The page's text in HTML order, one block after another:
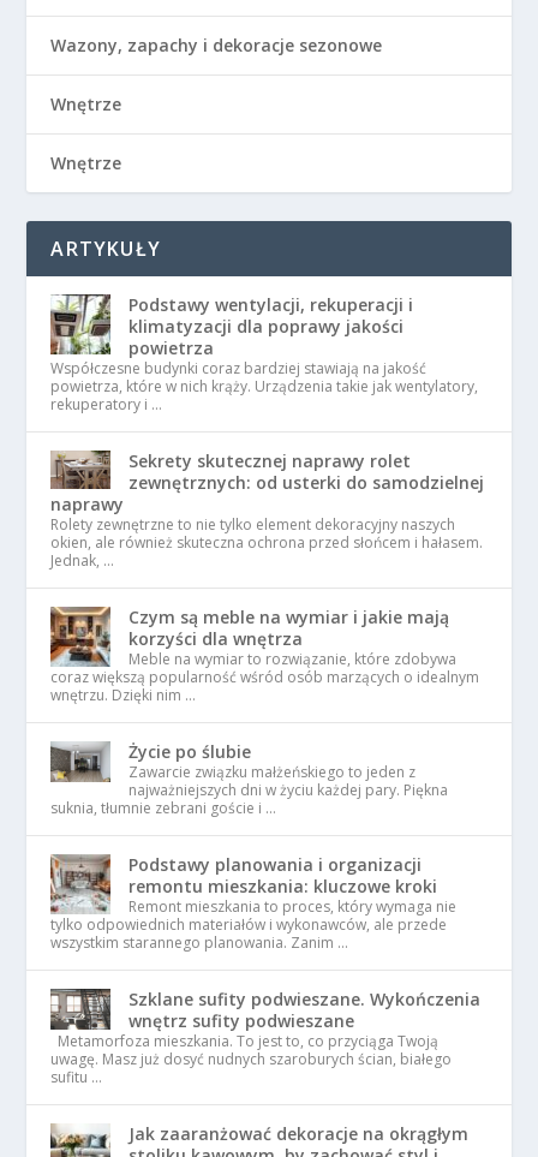
Wazony, zapachy i dekoracje sezonowe
Wnętrze
Wnętrze
ARTYKUŁY
Podstawy wentylacji, rekuperacji i
klimatyzacji dla poprawy jakości
powietrza
Współczesne budynki coraz bardziej stawiają na jakość
powietrza, które w nich krąży. Urządzenia takie jak wentylatory,
rekuperatory i …
Sekrety skutecznej naprawy rolet
zewnętrznych: od usterki do samodzielnej
naprawy
Rolety zewnętrzne to nie tylko element dekoracyjny naszych
okien, ale również skuteczna ochrona przed słońcem i hałasem.
Jednak, …
Czym są meble na wymiar i jakie mają
korzyści dla wnętrza
Meble na wymiar to rozwiązanie, które zdobywa
coraz większą popularność wśród osób marzących o idealnym
wnętrzu. Dzięki nim …
Życie po ślubie
Zawarcie związku małżeńskiego to jeden z
najważniejszych dni w życiu każdej pary. Piękna
suknia, tłumnie zebrani goście i …
Podstawy planowania i organizacji
remontu mieszkania: kluczowe kroki
Remont mieszkania to proces, który wymaga nie
tylko odpowiednich materiałów i wykonawców, ale przede
wszystkim starannego planowania. Zanim …
Szklane sufity podwieszane. Wykończenia
wnętrz sufity podwieszane
Metamorfoza mieszkania. To jest to, co przyciąga Twoją
uwagę. Masz już dosyć nudnych szaroburych ścian, białego
sufitu …
Jak zaaranżować dekoracje na okrągłym